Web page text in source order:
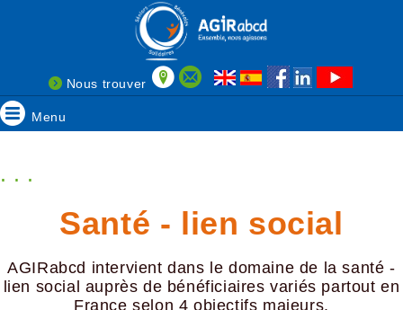
Nous trouver
Menu
. . .
Santé - lien social
AGIRabcd intervient dans le domaine de la santé -
lien social auprès de bénéficiaires variés partout en
France selon 4 objectifs majeurs.